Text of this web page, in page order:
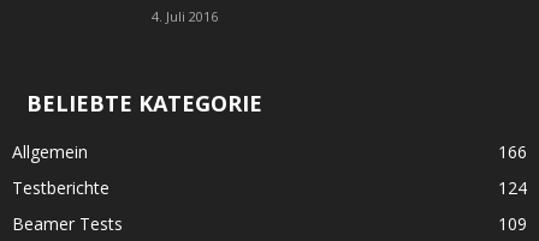
4. Juli 2016
BELIEBTE KATEGORIE
Allgemein
166
Testberichte
124
Beamer Tests
109